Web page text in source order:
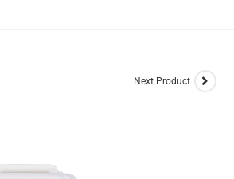
Next Product